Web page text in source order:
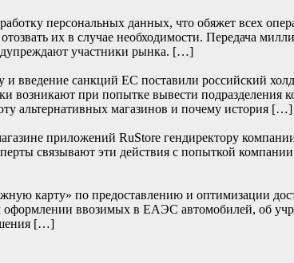
персональных данных, что обяжет всех
их в случае необходимости. Передача
участники рынка. […]
санкций ЕС поставили российский
возникают при попытке вывести подразделения
альтернативных магазинов и почему история […]
приложений RuStore гендиректору
связывают эти действия с попыткой
карту» по предоставлению и оптимизации
ввозимых в ЕАЭС автомобилей, об
[…]